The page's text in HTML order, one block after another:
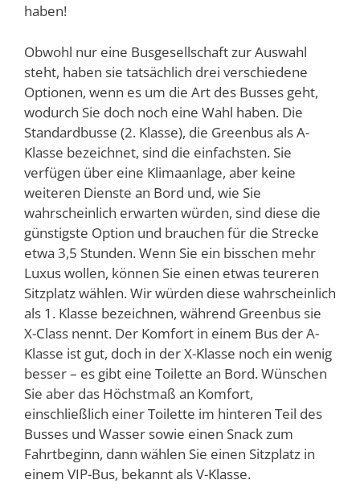
haben!
Obwohl nur eine Busgesellschaft zur Auswahl
steht, haben sie tatsächlich drei verschiedene
Optionen, wenn es um die Art des Busses geht,
wodurch Sie doch noch eine Wahl haben. Die
Standardbusse (2. Klasse), die Greenbus als A-
Klasse bezeichnet, sind die einfachsten. Sie
verfügen über eine Klimaanlage, aber keine
weiteren Dienste an Bord und, wie Sie
wahrscheinlich erwarten würden, sind diese die
günstigste Option und brauchen für die Strecke
etwa 3,5 Stunden. Wenn Sie ein bisschen mehr
Luxus wollen, können Sie einen etwas teureren
Sitzplatz wählen. Wir würden diese wahrscheinlich
als 1. Klasse bezeichnen, während Greenbus sie
X-Class nennt. Der Komfort in einem Bus der A-
Klasse ist gut, doch in der X-Klasse noch ein wenig
besser – es gibt eine Toilette an Bord. Wünschen
Sie aber das Höchstmaß an Komfort,
einschließlich einer Toilette im hinteren Teil des
Busses und Wasser sowie einen Snack zum
Fahrtbeginn, dann wählen Sie einen Sitzplatz in
einem VIP-Bus, bekannt als V-Klasse.